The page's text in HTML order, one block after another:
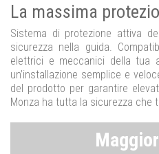
La massima
Sistema di protezione attiva
sicurezza nella guida.
elettrici e meccanici della tua
un’installazione semplice e
del prodotto per garantire
Monza ha tutta la sicurezza che